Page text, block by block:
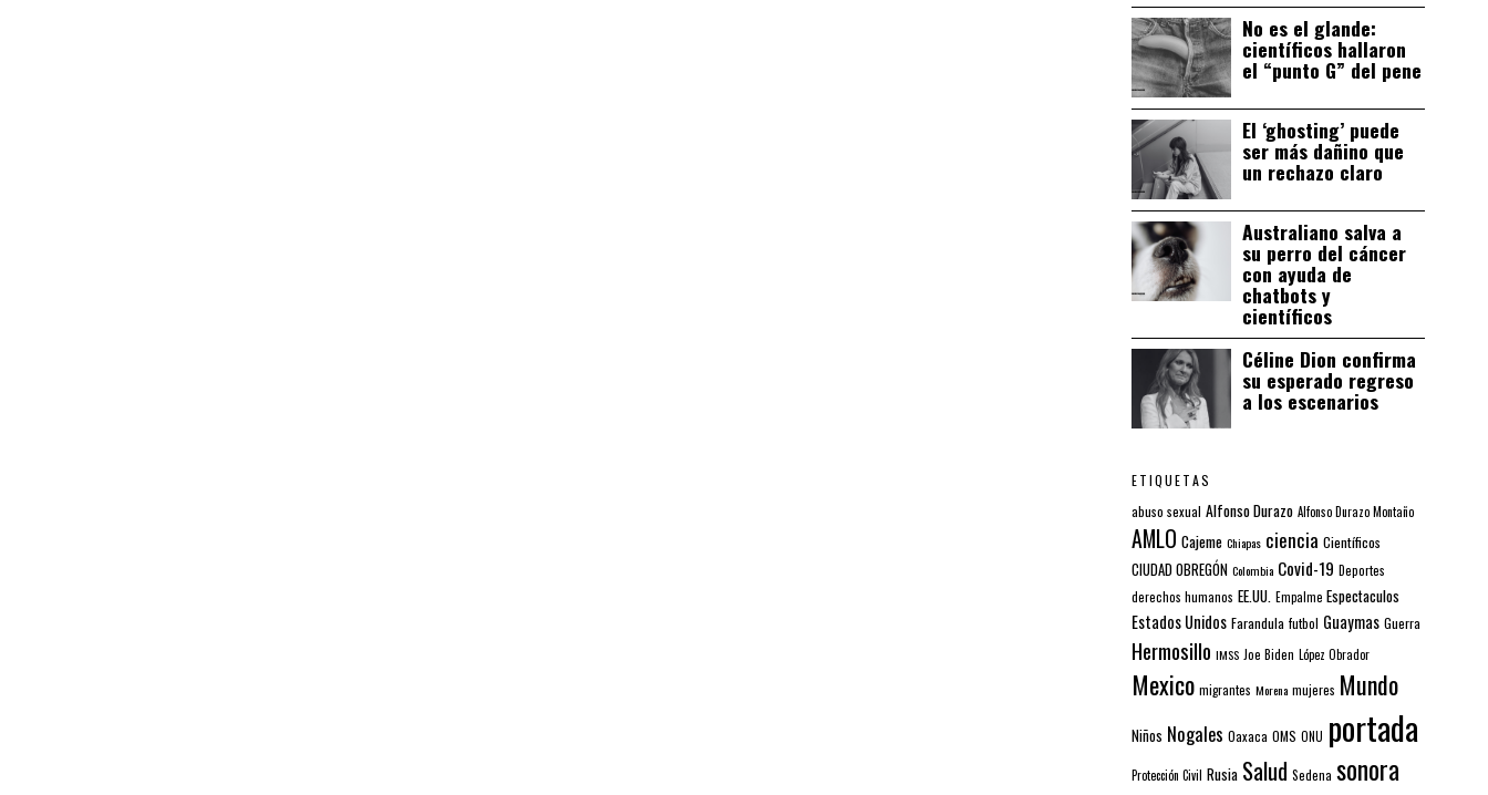
No es el glande:
científicos hallaron
el “punto G” del pene
El ‘ghosting’ puede
ser más dañino que
un rechazo claro
Australiano salva a
su perro del cáncer
con ayuda de
chatbots y
científicos
Céline Dion confirma
su esperado regreso
a los escenarios
ETIQUETAS
abuso sexual Alfonso Durazo Alfonso Durazo Montaño
AMLO Cajeme Chiapas ciencia Científicos
CIUDAD OBREGÓN Colombia Covid-19 Deportes
derechos humanos EE.UU. Empalme Espectaculos
Estados Unidos Farandula futbol Guaymas Guerra
Hermosillo IMSS Joe Biden López Obrador
Mexico migrantes Morena mujeres Mundo
Niños Nogales Oaxaca OMS ONU portada
Protección Civil Rusia Salud Sedena sonora